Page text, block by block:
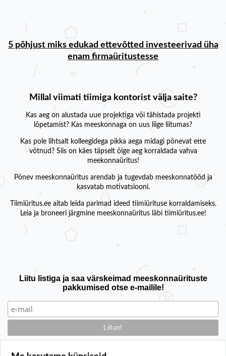
5 põhjust miks edukad ettevõtted investeerivad üha
enam firmaüritustesse
Millal viimati tiimiga kontorist välja saite?
Kas aeg on alustada uue projektiga või tähistada projekti
lõpetamist? Kas meeskonnaga on uus liige liitumas?
Kas pole lihtsalt kolleegidega pikka aega midagi põnevat ette
võtnud? Siis on käes täpselt õige aeg korraldada vahva
meekonnaüritus!
Põnev meeskonnaüritus arendab ja tugevdab meeskonnatööd ja
kasvatab motivatsiooni.
Tiimiüritus.ee aitab leida parimad ideed tiimiürituse korraldamiseks.
Leia ja broneeri järgmine meeskonnaüritus läbi tiimiüritus.ee!
Liitu listiga ja saa värskeimad meeskonnaürituste
pakkumised otse e-mailile!